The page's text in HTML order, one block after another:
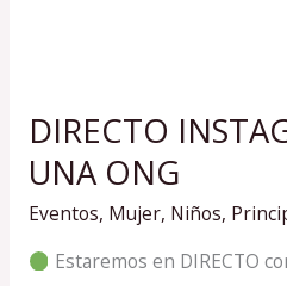
DIRECTO
UNA ONG
Eventos, Mujer, Niños,
Estaremos en DIRECTO
DIRECTO
INSTAGRAM
CON
UNA
ONG